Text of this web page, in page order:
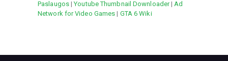
Paslaugos|Youtube Thumbnail Downloader| Ad
Network for Video Games | GTA 6 Wiki